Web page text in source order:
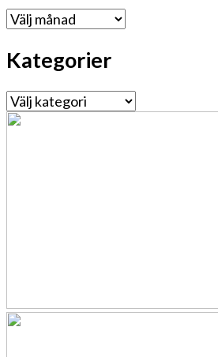
Arkiv
Kategorier
Kategorier